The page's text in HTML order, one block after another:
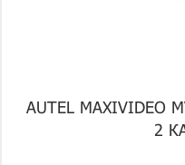
AUTEL
2